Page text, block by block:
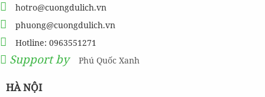
hotro@cuongdulich.vn
phuong@cuongdulich.vn
Hotline: 0963551271
Support by Phú Quốc Xanh
HÀ NỘI